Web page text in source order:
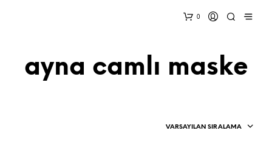
0
ayna camlı maske
VARSAYILAN SIRALAMA